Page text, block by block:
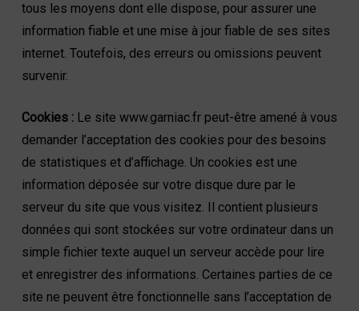
tous les moyens dont elle dispose, pour assurer une
information fiable et une mise à jour fiable de ses sites
internet. Toutefois, des erreurs ou omissions peuvent
survenir.
Cookies :Le site www.garniac.fr peut-être amené à vous
demander l’acceptation des cookies pour des besoins
de statistiques et d’affichage. Un cookies est une
information déposée sur votre disque dure par le
serveur du site que vous visitez. Il contient plusieurs
données qui sont stockées sur votre ordinateur dans un
simple fichier texte auquel un serveur accède pour lire
et enregistrer des informations. Certaines parties de ce
site ne peuvent être fonctionnelle sans l’acceptation de